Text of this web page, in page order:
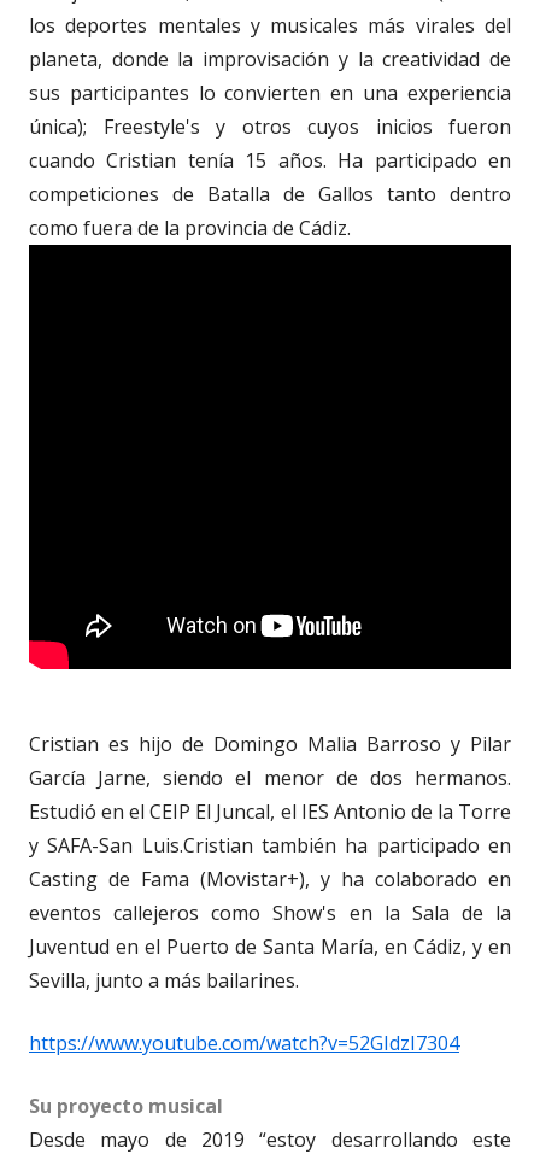
los deportes mentales y musicales más virales del
planeta, donde la improvisación y la creatividad de
sus participantes lo convierten en una experiencia
única); Freestyle's y otros cuyos inicios fueron
cuando Cristian tenía 15 años. Ha participado en
competiciones de Batalla de Gallos tanto dentro
como fuera de la provincia de Cádiz.
Cristian es hijo de Domingo Malia Barroso y Pilar
García Jarne, siendo el menor de dos hermanos.
Estudió en el CEIP El Juncal, el IES Antonio de la Torre
y SAFA-San Luis.Cristian también ha participado en
Casting de Fama (Movistar+), y ha colaborado en
eventos callejeros como Show's en la Sala de la
Juventud en el Puerto de Santa María, en Cádiz, y en
Sevilla, junto a más bailarines.
https://www.youtube.com/watch?v=52GIdzI7304
Su proyecto musical
Desde mayo de 2019 “estoy desarrollando este